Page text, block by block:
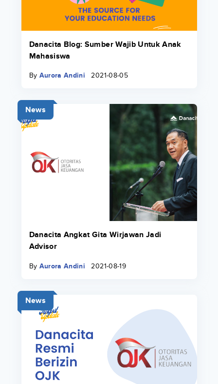
Danacita Blog: Sumber Wajib Untuk Anak
Mahasiswa
By Aurora Andini 2021-08-05
News
Danacita Angkat Gita Wirjawan Jadi
Advisor
By Aurora Andini 2021-08-19
News